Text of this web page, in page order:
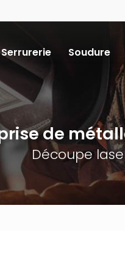
Serrurerie Soudure
de
Découpe